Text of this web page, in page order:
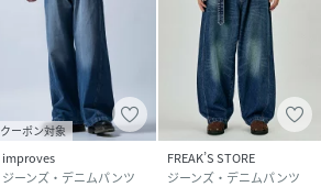
クーポン対象
improves
ジーンズ・デニムパンツ
FREAK’S STORE
ジーンズ・デニムパンツ